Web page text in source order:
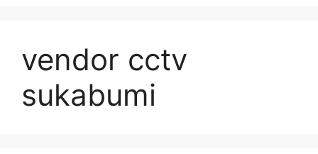
vendor cctv
sukabumi